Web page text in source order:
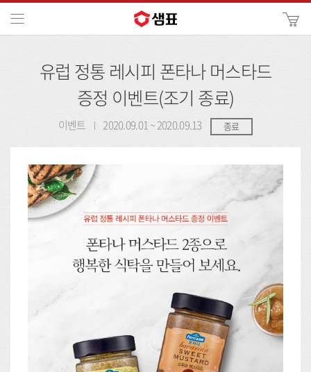
색
유럽 정통 레시피 폰타나 머스타드
증정 이벤트(조기 종료)
이벤트 2020.09.01 ~ 2020.09.13 종료